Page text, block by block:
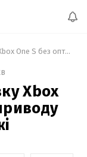
Нові дані про приставку Xbox One S без оптичного приводу "засвітились" в мережі
Xbox